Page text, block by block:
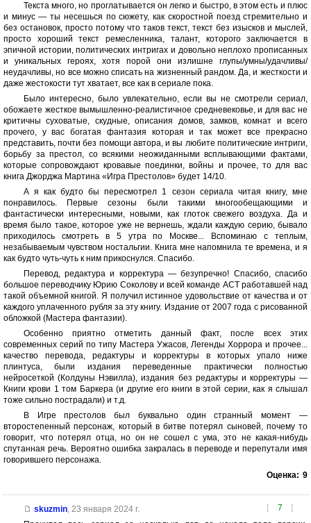
Текста много, но проглатывается он легко и быстро, в этом есть и плюс
и минус — ты несешься по сюжету, как скоростной поезд стремительно и
без остановок, просто потому что таков текст, текст без изысков и мыслей,
просто хороший текст ремесленника, талант, которого заключается в
эпичной истории, политических интригах и довольно неплохо прописанных
и уникальных героях, хотя порой они излишне глупы/умны/удачливы/
неудачливы, но все можно списать на жизненный рандом. Да, и жесткости и
даже жестокости тут хватает, все как в сериале пока.
Было интересно, было увлекательно, если вы не смотрели сериал,
обожаете жесткое вымышленно-реалистичное средневековье, и для вас не
критичны суховатые, скудные, описания домов, замков, комнат и всего
прочего, у вас богатая фантазия которая и так может все прекрасно
представить, почти без помощи автора, и вы любите политические интриги,
борьбу за престол, со всякими неожиданными всплывающими фактами,
которые сопровождают кровавые поединки, войны и прочее, то для вас
книга Джорджа Мартина «Игра Престолов» будет 14/10.
А я как будто бы пересмотрел 1 сезон сериала читая книгу, мне
понравилось. Первые сезоны были такими многообещающими и
фантастически интересными, новыми, как глоток свежего воздуха. Да и
время было такое, которое уже не вернешь, ждали каждую серию, бывало
приходилось смотреть в 5 утра по Москве... Вспоминаю с теплым,
незабываемым чувством ностальгии. Книга мне напомнила те времена, и я
как будто чуть-чуть к ним прикоснулся. Спасибо.
Перевод, редактура и корректура — безупречно! Спасибо, спасибо
большое переводчику Юрию Соколову и всей команде АСТ работавшей над
такой объемной книгой. Я получил истинное удовольствие от качества и от
каждого уплаченного рубля за эту книгу. Издание от 2007 года с рисованной
обложкой (Мастера фантазии).
Особенно приятно отметить данный факт, после всех этих
современных серий по типу Мастера Ужасов, Легенды Хоррора и прочее...
качество перевода, редактуры и корректуры в которых упало ниже
плинтуса, были издания переведенные практически полностью
нейросеткой (Колдуны Нэвилла), издания без редактуры и корректуры —
Книги крови 1 том Баркера (и другие его книги в этой серии, как я слышал
тоже сильно пострадали) и т.д.
В Игре престолов был буквально один странный момент —
второстепенный персонаж, который в битве потерял сыновей, почему то
говорит, что потерял отца, но он не сошел с ума, это не какая-нибудь
спутанная речь. Вероятно ошибка закралась в переводе и перепутали имя
говорившего персонажа.
Оценка: 9
[ 7 ]
skuzmin, 23 января 2024 г.